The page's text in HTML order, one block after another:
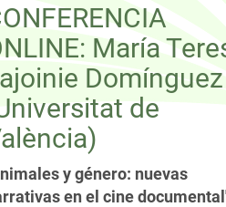
María
Domínguez
de
y género: nuevas
en el cine